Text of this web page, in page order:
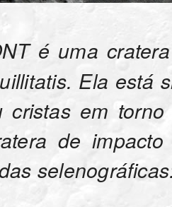
é uma
Ela está
cristas em
de